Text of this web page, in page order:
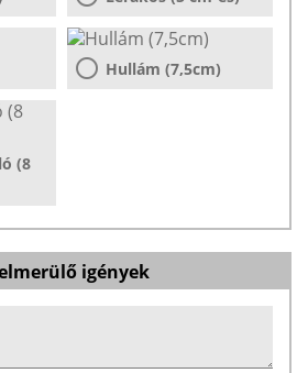
Hullám (7,5cm)
(8
igények